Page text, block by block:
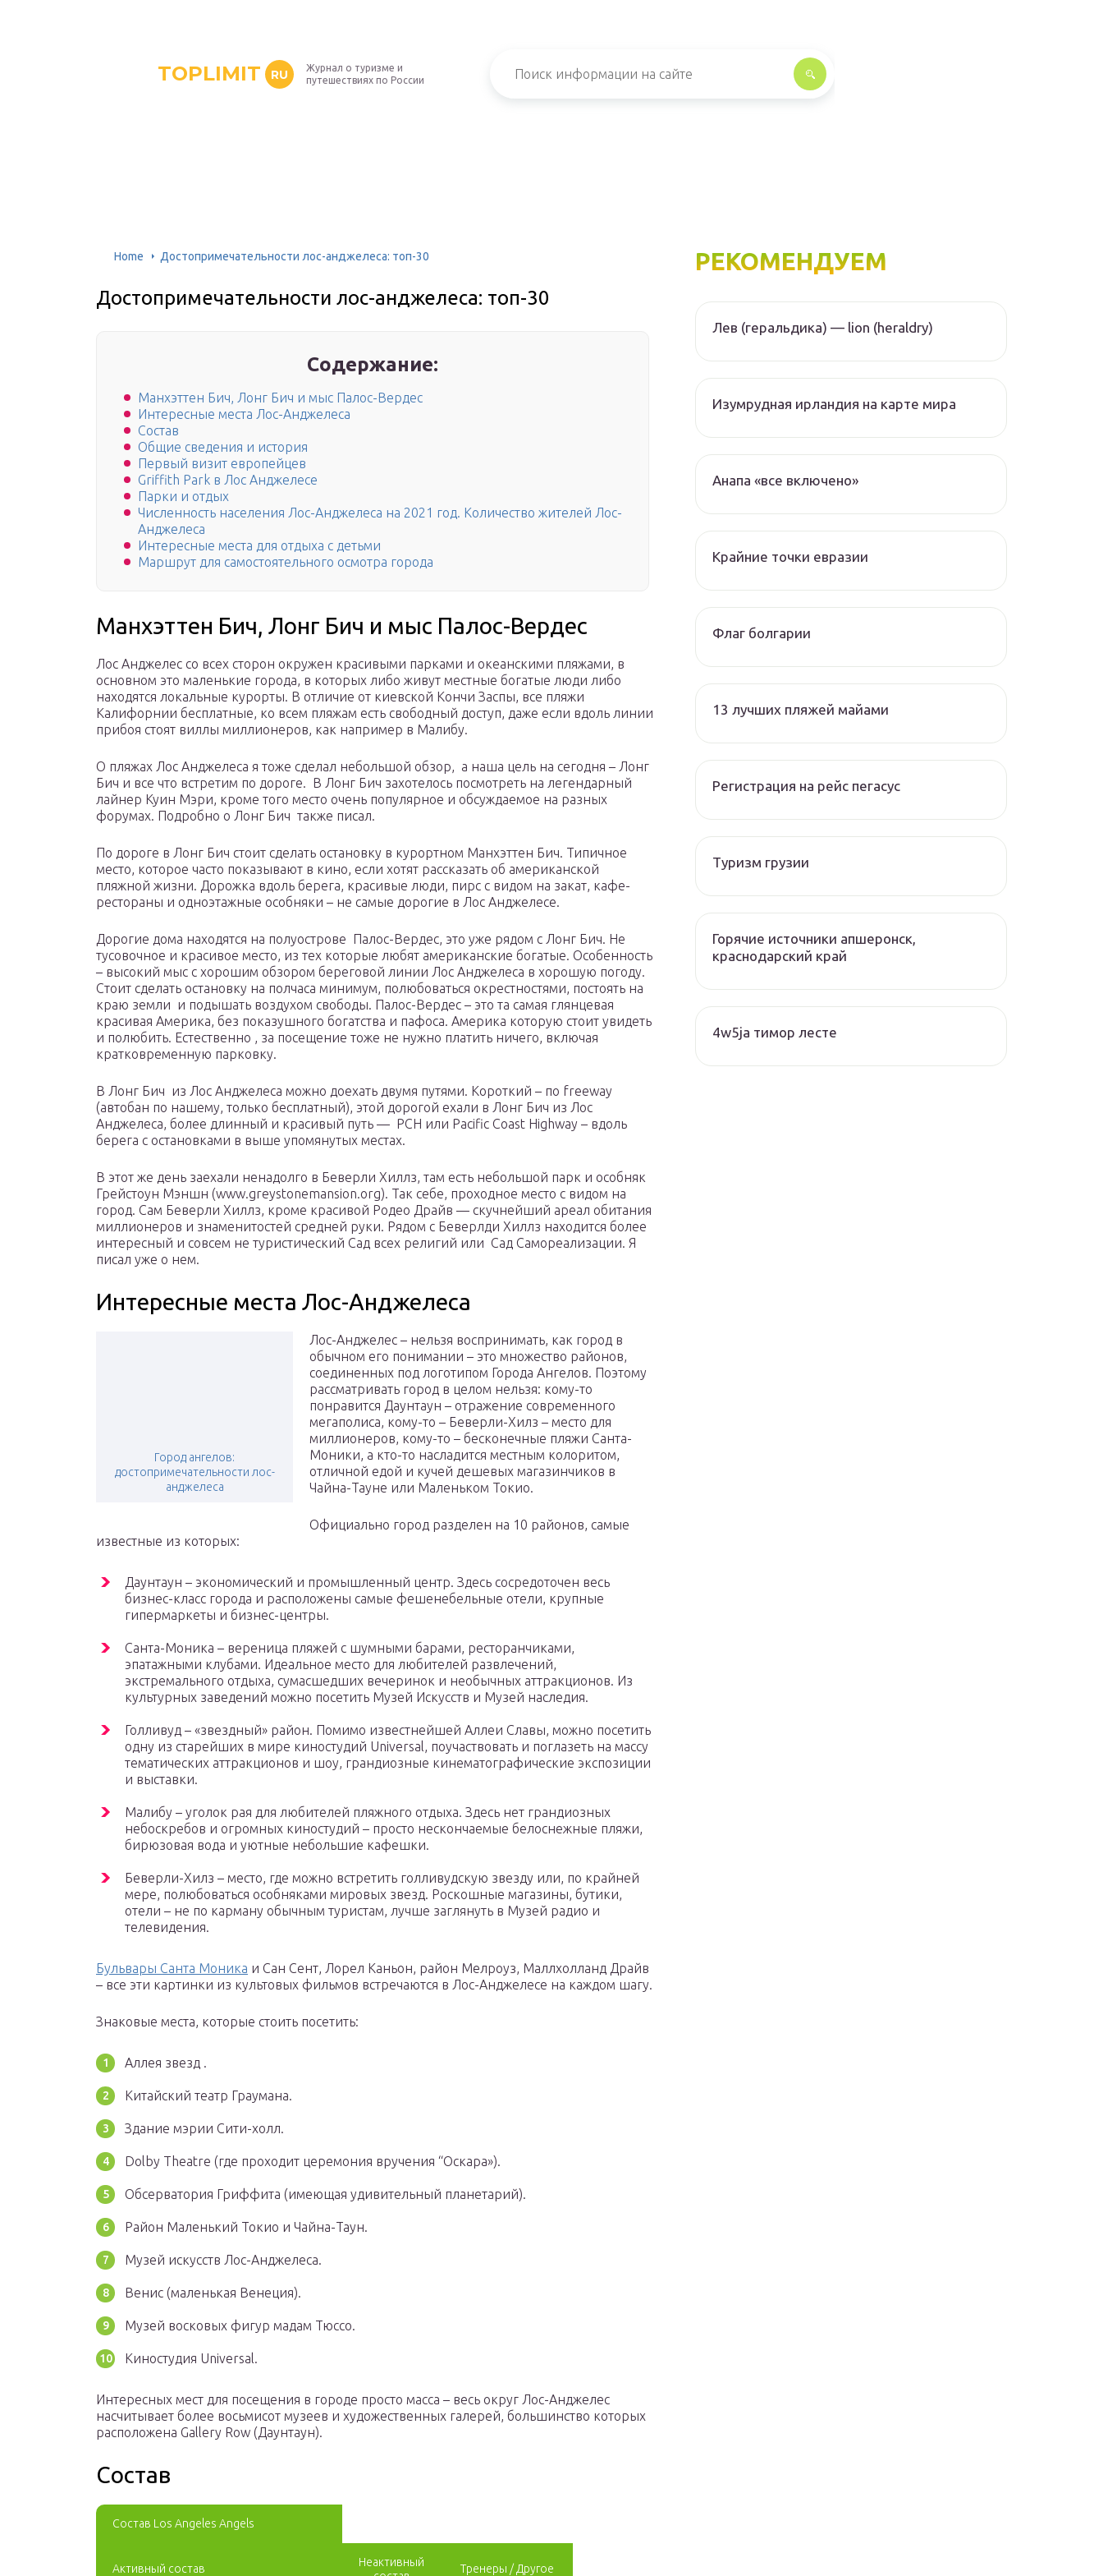
TOPLIMIT RU
Журнал о туризме и
путешествиях по России
Home Достопримечательности лос-анджелеса: топ-30
Достопримечательности лос-анджелеса: топ-30
Содержание:
Манхэттен Бич, Лонг Бич и мыс Палос-Вердес
Интересные места Лос-Анджелеса
Состав
Общие сведения и история
Первый визит европейцев
Griffith Park в Лос Анджелесе
Парки и отдых
Численность населения Лос-Анджелеса на 2021 год. Количество жителей Лос-
Анджелеса
Интересные места для отдыха с детьми
Маршрут для самостоятельного осмотра города
Манхэттен Бич, Лонг Бич и мыс Палос-Вердес
Лос Анджелес со всех сторон окружен красивыми парками и океанскими пляжами, в
основном это маленькие города, в которых либо живут местные богатые люди либо
находятся локальные курорты. В отличие от киевской Кончи Заспы, все пляжи
Калифорнии бесплатные, ко всем пляжам есть свободный доступ, даже если вдоль линии
прибоя стоят виллы миллионеров, как например в Малибу.
О пляжах Лос Анджелеса я тоже сделал небольшой обзор, а наша цель на сегодня – Лонг
Бич и все что встретим по дороге. В Лонг Бич захотелось посмотреть на легендарный
лайнер Куин Мэри, кроме того место очень популярное и обсуждаемое на разных
форумах. Подробно о Лонг Бич также писал.
По дороге в Лонг Бич стоит сделать остановку в курортном Манхэттен Бич. Типичное
место, которое часто показывают в кино, если хотят рассказать об американской
пляжной жизни. Дорожка вдоль берега, красивые люди, пирс с видом на закат, кафе-
рестораны и одноэтажные особняки – не самые дорогие в Лос Анджелесе.
Дорогие дома находятся на полуострове Палос-Вердес, это уже рядом с Лонг Бич. Не
тусовочное и красивое место, из тех которые любят американские богатые. Особенность
– высокий мыс с хорошим обзором береговой линии Лос Анджелеса в хорошую погоду.
Стоит сделать остановку на полчаса минимум, полюбоваться окрестностями, постоять на
краю земли и подышать воздухом свободы. Палос-Вердес – это та самая глянцевая
красивая Америка, без показушного богатства и пафоса. Америка которую стоит увидеть
и полюбить. Естественно , за посещение тоже не нужно платить ничего, включая
кратковременную парковку.
В Лонг Бич из Лос Анджелеса можно доехать двумя путями. Короткий – по freeway
(автобан по нашему, только бесплатный), этой дорогой ехали в Лонг Бич из Лос
Анджелеса, более длинный и красивый путь — PCH или Pacific Coast Highway – вдоль
берега с остановками в выше упомянутых местах.
В этот же день заехали ненадолго в Беверли Хиллз, там есть небольшой парк и особняк
Грейстоун Мэншн (www.greystonemansion.org). Так себе, проходное место с видом на
город. Сам Беверли Хиллз, кроме красивой Родео Драйв — скучнейший ареал обитания
миллионеров и знаменитостей средней руки. Рядом с Беверлди Хиллз находится более
интересный и совсем не туристический Сад всех религий или Сад Самореализации. Я
писал уже о нем.
Интересные места Лос-Анджелеса
Город ангелов:
достопримечательности лос-
анджелеса
Лос-Анджелес – нельзя воспринимать, как город в
обычном его понимании – это множество районов,
соединенных под логотипом Города Ангелов. Поэтому
рассматривать город в целом нельзя: кому-то
понравится Даунтаун – отражение современного
мегаполиса, кому-то – Беверли-Хилз – место для
миллионеров, кому-то – бесконечные пляжи Санта-
Моники, а кто-то насладится местным колоритом,
отличной едой и кучей дешевых магазинчиков в
Чайна-Тауне или Маленьком Токио.
Официально город разделен на 10 районов, самые
известные из которых:
Даунтаун – экономический и промышленный центр. Здесь сосредоточен весь
бизнес-класс города и расположены самые фешенебельные отели, крупные
гипермаркеты и бизнес-центры.
Санта-Моника – вереница пляжей с шумными барами, ресторанчиками,
эпатажными клубами. Идеальное место для любителей развлечений,
экстремального отдыха, сумасшедших вечеринок и необычных аттракционов. Из
культурных заведений можно посетить Музей Искусств и Музей наследия.
Голливуд – «звездный» район. Помимо известнейшей Аллеи Славы, можно посетить
одну из старейших в мире киностудий Universal, поучаствовать и поглазеть на массу
тематических аттракционов и шоу, грандиозные кинематографические экспозиции
и выставки.
Малибу – уголок рая для любителей пляжного отдыха. Здесь нет грандиозных
небоскребов и огромных киностудий – просто нескончаемые белоснежные пляжи,
бирюзовая вода и уютные небольшие кафешки.
Беверли-Хилз – место, где можно встретить голливудскую звезду или, по крайней
мере, полюбоваться особняками мировых звезд. Роскошные магазины, бутики,
отели – не по карману обычным туристам, лучше заглянуть в Музей радио и
телевидения.
Бульвары Санта Моника и Сан Сент, Лорел Каньон, район Мелроуз, Маллхолланд Драйв
– все эти картинки из культовых фильмов встречаются в Лос-Анджелесе на каждом шагу.
Знаковые места, которые стоить посетить:
Аллея звезд .
Китайский театр Граумана.
Здание мэрии Сити-холл.
Dolby Theatre (где проходит церемония вручения “Оскара»).
Обсерватория Гриффита (имеющая удивительный планетарий).
Район Маленький Токио и Чайна-Таун.
Музей искусств Лос-Анджелеса.
Венис (маленькая Венеция).
Музей восковых фигур мадам Тюссо.
Киностудия Universal.
Интересных мест для посещения в городе просто масса – весь округ Лос-Анджелес
насчитывает более восьмисот музеев и художественных галерей, большинство которых
расположена Gallery Row (Даунтаун).
Состав
Состав Los Angeles Angels
Активный состав
Неактивный
Тренеры / Другое
РЕКОМЕНДУЕМ
Лев (геральдика) — lion (heraldry)
Изумрудная ирландия на карте мира
Анапа «все включено»
Крайние точки евразии
Флаг болгарии
13 лучших пляжей майами
Регистрация на рейс пегасус
Туризм грузии
Горячие источники апшеронск,
краснодарский край
4w5ja тимор лесте